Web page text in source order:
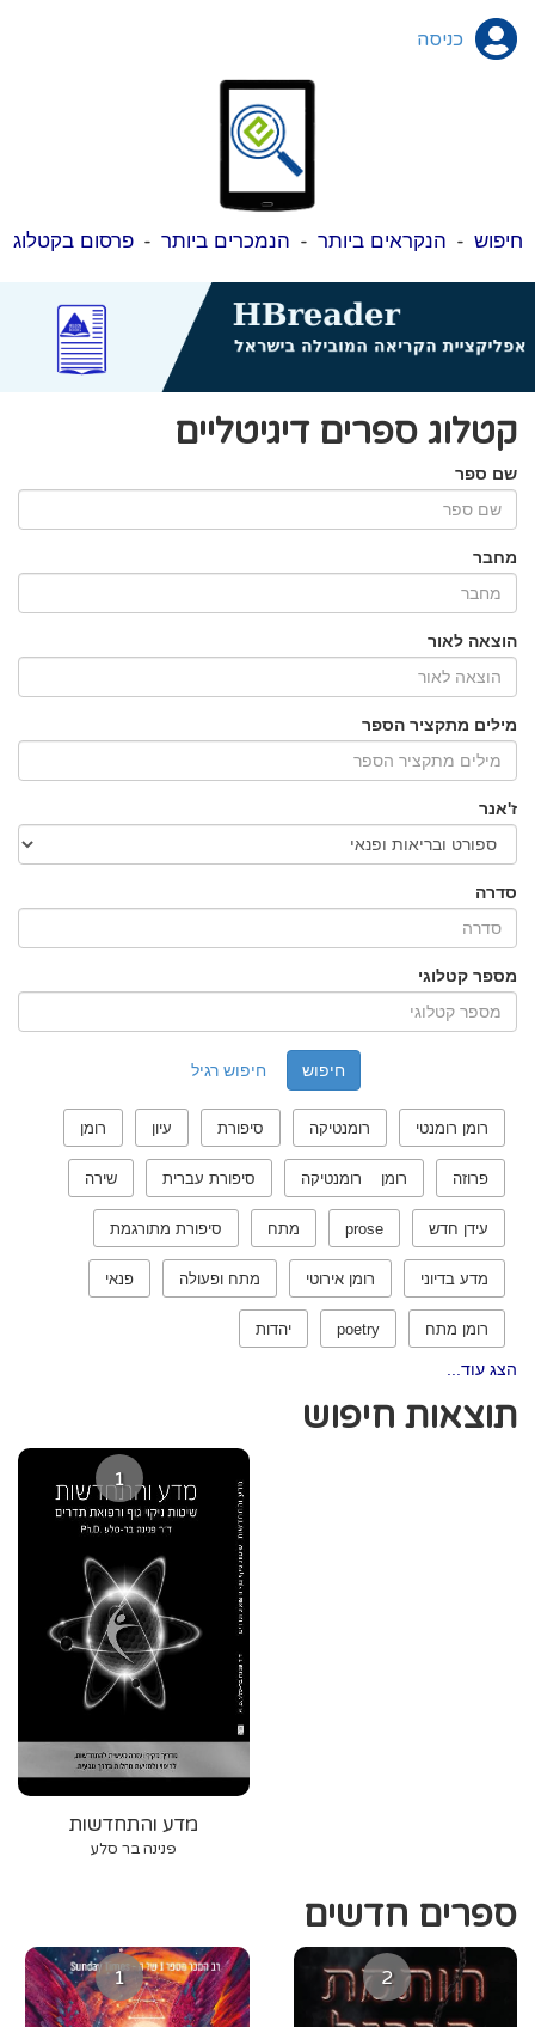
כניסה
חיפוש - הנקראים ביותר - הנמכרים ביותר -פרסום בקטלוג
קטלוג ספרים דיגיטליים
שם ספר
מחבר
הוצאה לאור
מילים מתקציר הספר
ז'אנר
סדרה
מספר קטלוגי
חיפוש רגיל
רומן רומנטי רומנטיקה סיפורת עיון רומן
פרוזה רומן רומנטיקה סיפורת עברית שירה
עידן חדש prose מתח סיפורת מתורגמת
מדע בדיוני רומן אירוטי מתח ופעולה פנאי
רומן מתח poetry יהדות
הצג עוד...
תוצאות חיפוש
1
מדע והתחדשות
פנינה בר סלע
ספרים חדשים
1 2